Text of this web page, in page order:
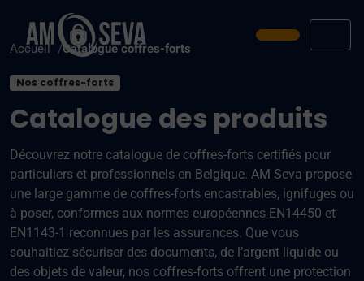
Prendre
Accueil Catalogue coffres-forts
Nos coffres-forts
Catalogue des produits
Découvrez notre catalogue de coffres-forts certifiés pour
particuliers et professionnels en Belgique. AM Seva propose
une large gamme de coffres-forts encastrables, ignifuges ou
à poser, conformes aux normes européennes EN14450 et
EN1143-1 reconnues par les assurances. Que vous
souhaitiez sécuriser des documents, de l’argent liquide ou
des objets de valeur, nos coffres-forts offrent une protection